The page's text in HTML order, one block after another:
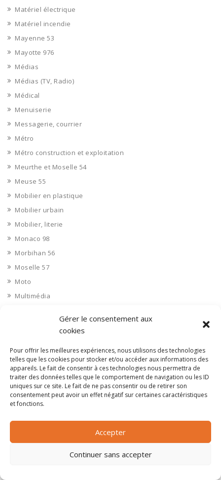
Gérer le consentement aux
cookies
Pour offrir les meilleures expériences, nous utilisons des technologies
telles que les cookies pour stocker et/ou accéder aux informations des
appareils. Le fait de consentir à ces technologies nous permettra de
traiter des données telles que le comportement de navigation ou les ID
uniques sur ce site. Le fait de ne pas consentir ou de retirer son
consentement peut avoir un effet négatif sur certaines caractéristiques
et fonctions.
Accepter
Continuer sans accepter
Matériel électrique
Matériel incendie
Mayenne 53
Mayotte 976
Médias
Médias (TV, Radio)
Médical
Menuiserie
Messagerie, courrier
Métro
Métro construction et exploitation
Meurthe et Moselle 54
Meuse 55
Mobilier en plastique
Mobilier urbain
Mobilier, literie
Monaco 98
Morbihan 56
Moselle 57
Moto
Multimédia
Nièvre 58
Non classé
Nord 59
Nucléaire
Opérateur télécom